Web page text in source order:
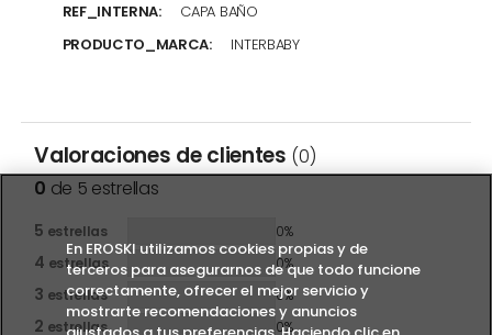
REF_INTERNA:
CAPA BAÑO
PRODUCTO_MARCA:
INTERBABY
Valoraciones de clientes (0)
0 de 5 estrellas
5 estrellas 0%
4 estrellas 0%
3 estrellas 0%
2 estrellas 0%
En EROSKI utilizamos cookies propias y de
terceros para asegurarnos de que todo funcione
correctamente, ofrecer el mejor servicio y
mostrarte recomendaciones y anuncios